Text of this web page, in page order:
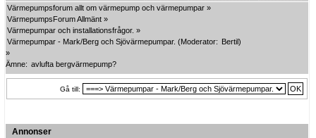
Värmepumpsforum allt om värmepump och värmepumpar »
VärmepumpsForum Allmänt »
Värmepumpar och installationsfrågor. »
Värmepumpar - Mark/Berg och Sjövärmepumpar. (Moderator: Bertil)
»
Ämne: avlufta bergvärmepump?
Gå till:
Annonser